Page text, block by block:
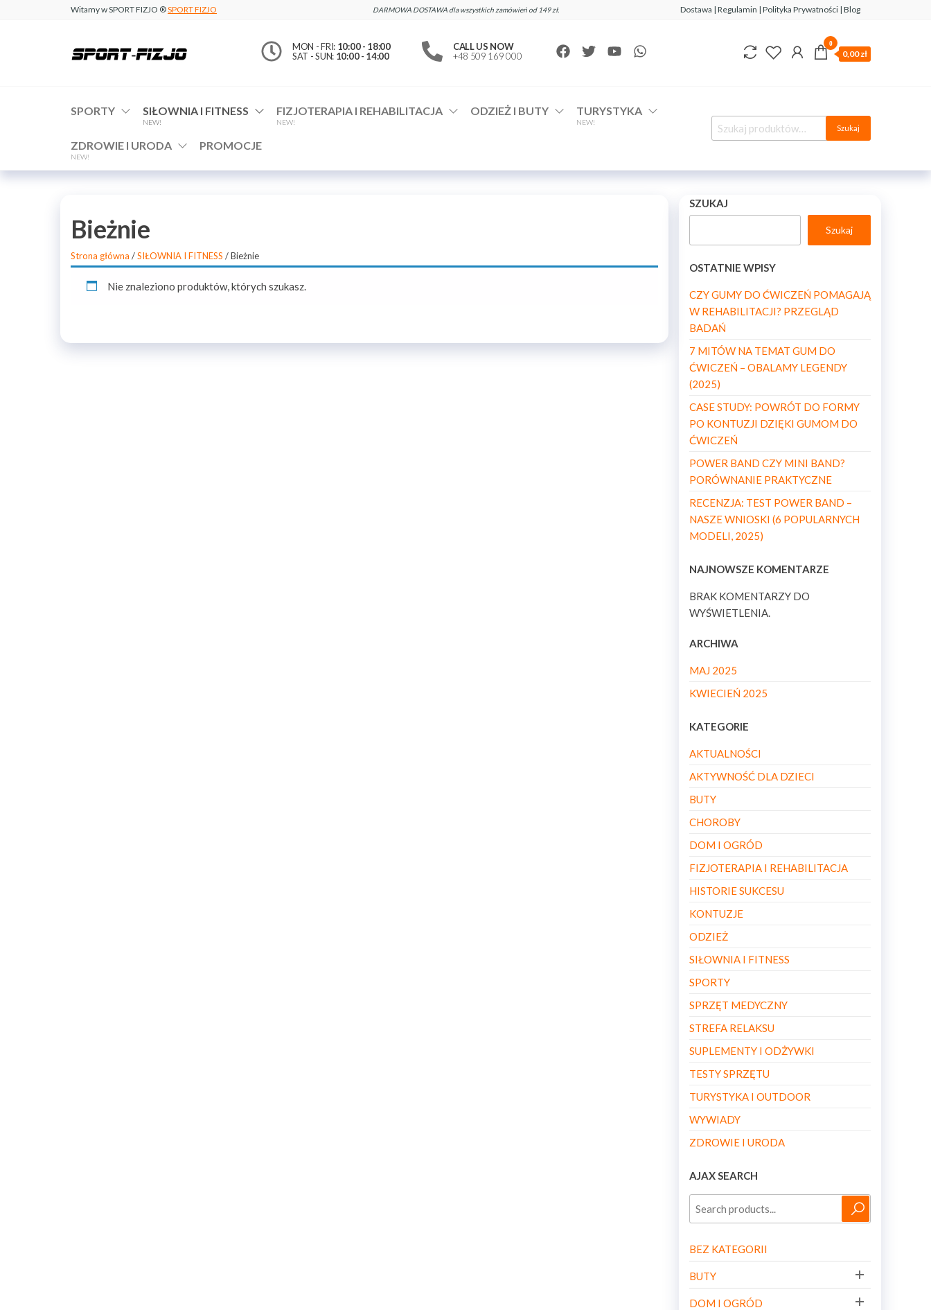
Witamy w SPORT FIZJO ®SPORT FIZJO DARMOWA DOSTAWA dla wszystkich zamówień od 149 zł. Dostawa | Regulamin | Polityka Prywatności | Blog
www.sport-
fizjo.com
MON - FRI: 10:00 - 18:00
SAT - SUN: 10:00 - 14:00
CALL US NOW
+48 509 169 000
0
0,00 zł
SPORTY SIŁOWNIA I FITNESS
NEW!
FIZJOTERAPIA I REHABILITACJA
NEW!
ODZIEŻ I BUTY TURYSTYKA
NEW!
ZDROWIE I URODA
NEW!
PROMOCJE
Szukaj
Bieżnie
Strona główna /SIŁOWNIA I FITNESS / Bieżnie
Nie znaleziono produktów, których szukasz.
SZUKAJ
Szukaj
OSTATNIE WPISY
CZY GUMY DO ĆWICZEŃ POMAGAJĄ
W REHABILITACJI? PRZEGLĄD
BADAŃ
7 MITÓW NA TEMAT GUM DO
ĆWICZEŃ – OBALAMY LEGENDY
(2025)
CASE STUDY: POWRÓT DO FORMY
PO KONTUZJI DZIĘKI GUMOM DO
ĆWICZEŃ
POWER BAND CZY MINI BAND?
PORÓWNANIE PRAKTYCZNE
RECENZJA: TEST POWER BAND –
NASZE WNIOSKI (6 POPULARNYCH
MODELI, 2025)
NAJNOWSZE KOMENTARZE
BRAK KOMENTARZY DO
WYŚWIETLENIA.
ARCHIWA
MAJ 2025
KWIECIEŃ 2025
KATEGORIE
AKTUALNOŚCI
AKTYWNOŚĆ DLA DZIECI
BUTY
CHOROBY
DOM I OGRÓD
FIZJOTERAPIA I REHABILITACJA
HISTORIE SUKCESU
KONTUZJE
ODZIEŻ
SIŁOWNIA I FITNESS
SPORTY
SPRZĘT MEDYCZNY
STREFA RELAKSU
SUPLEMENTY I ODŻYWKI
TESTY SPRZĘTU
TURYSTYKA I OUTDOOR
WYWIADY
ZDROWIE I URODA
AJAX SEARCH
BEZ KATEGORII
BUTY
DOM I OGRÓD